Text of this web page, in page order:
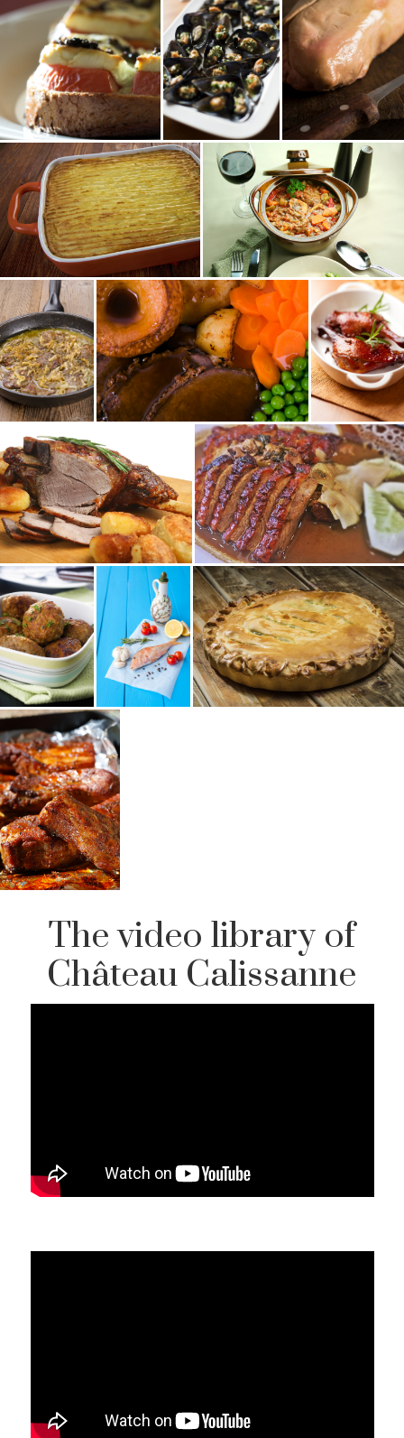
Terre Terre Terre
Plat
Terre
Plat
Terre
Plat
Terre
Plat
Terre
Plat
Terre
Plat
Terre
Plat
Terre
Plat
Terre
Entrée
Terre
Entrée
Terre
Plat
Terre
The video library of
Château Calissanne